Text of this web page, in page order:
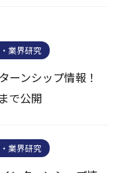
業界研究
ーンシップ情報！
で公開
業界研究